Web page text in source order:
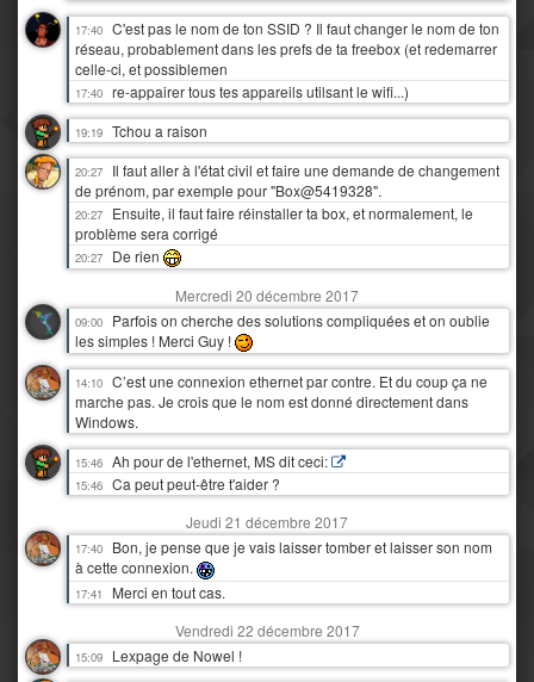
17:40 C'est pas le nom de ton SSID ? Il faut changer le nom de ton
réseau, probablement dans les prefs de ta freebox (et redemarrer
celle-ci, et possiblemen
17:40 re-appairer tous tes appareils utilsant le wifi...)
19:19 Tchou a raison
20:27
Il faut aller à l'état civil et faire une demande de changement
de prénom, par exemple pour "Box@5419328".
20:27
Ensuite, il faut faire réinstaller ta box, et normalement, le
problème sera corrigé
20:27
De rien
Mercredi 20 décembre 2017
09:00
Parfois on cherche des solutions compliquées et on oublie
les simples ! Merci Guy !
14:10 C’est une connexion ethernet par contre. Et du coup ça ne
marche pas. Je crois que le nom est donné directement dans
Windows.
15:46 Ah pour de l'ethernet, MS dit ceci:
15:46 Ca peut peut-être t'aider ?
Jeudi 21 décembre 2017
17:40
Bon, je pense que je vais laisser tomber et laisser son nom
à cette connexion.
17:41
Merci en tout cas.
Vendredi 22 décembre 2017
15:09 Lexpage de Nowel !